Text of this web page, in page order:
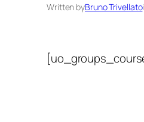
Written byBruno Trivellato